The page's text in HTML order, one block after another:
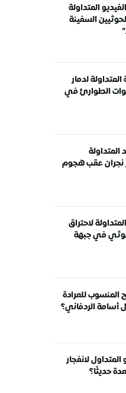
المتداولة
السفينة
لدمار
الطوارئ في
نجران عقب هجوم
لاحتراق
في جبهة
المنسوب للعرادة
أسامة الردفاني؟
لانفجار
حديثًا؟